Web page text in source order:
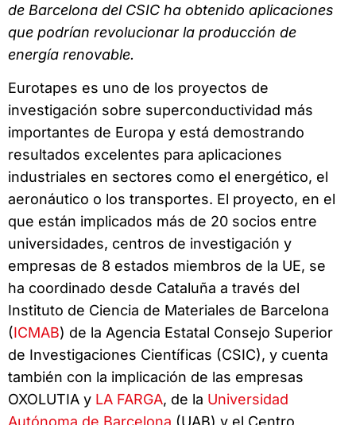
de Barcelona del CSIC ha obtenido aplicaciones
que podrían revolucionar la producción de
energía renovable.
Eurotapes es uno de los proyectos de
investigación sobre superconductividad más
importantes de Europa y está demostrando
resultados excelentes para aplicaciones
industriales en sectores como el energético, el
aeronáutico o los transportes. El proyecto, en el
que están implicados más de 20 socios entre
universidades, centros de investigación y
empresas de 8 estados miembros de la UE, se
ha coordinado desde Cataluña a través del
Instituto de Ciencia de Materiales de Barcelona
(ICMAB) de la Agencia Estatal Consejo Superior
de Investigaciones Científicas (CSIC), y cuenta
también con la implicación de las empresas
OXOLUTIA y LA FARGA, de la Universidad
Autónoma de Barcelona (UAB) y el Centro